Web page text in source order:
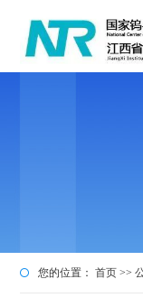
您的位置： 首页>>